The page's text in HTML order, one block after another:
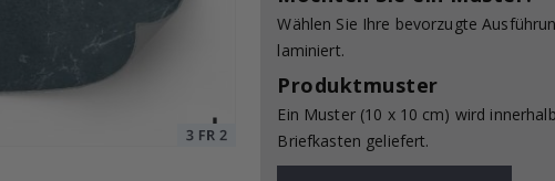
Wählen Sie Ihre bevorzugte
laminiert.
Produktmuster
Ein Muster (10 x 10 cm) wird
Briefkasten geliefert.